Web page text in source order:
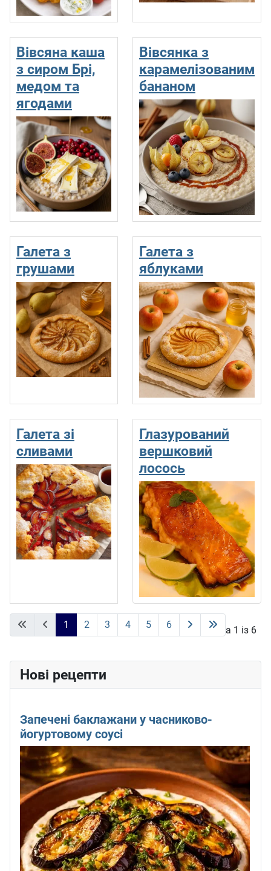
Вівсяна каша
з сиром Брi,
медом та
ягодами
Вівсянка з
карамелізованим
бананом
Галета з
грушами
Галета з
яблуками
Галета зі
сливами
Глазурований
вершковий
лосось
Сторінка 1 із 6
1 2 3 4 5 6
Нові рецепти
Запечені баклажани у часниково-
йогуртовому соусі